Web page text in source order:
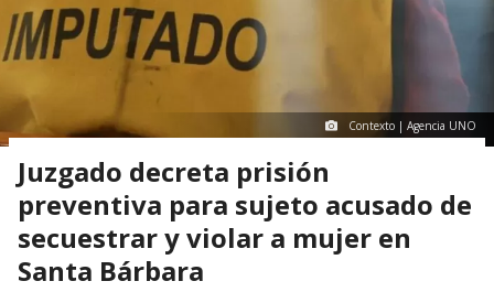
Contexto | Agencia UNO
Juzgado decreta prisión
preventiva para sujeto acusado de
secuestrar y violar a mujer en
Santa Bárbara